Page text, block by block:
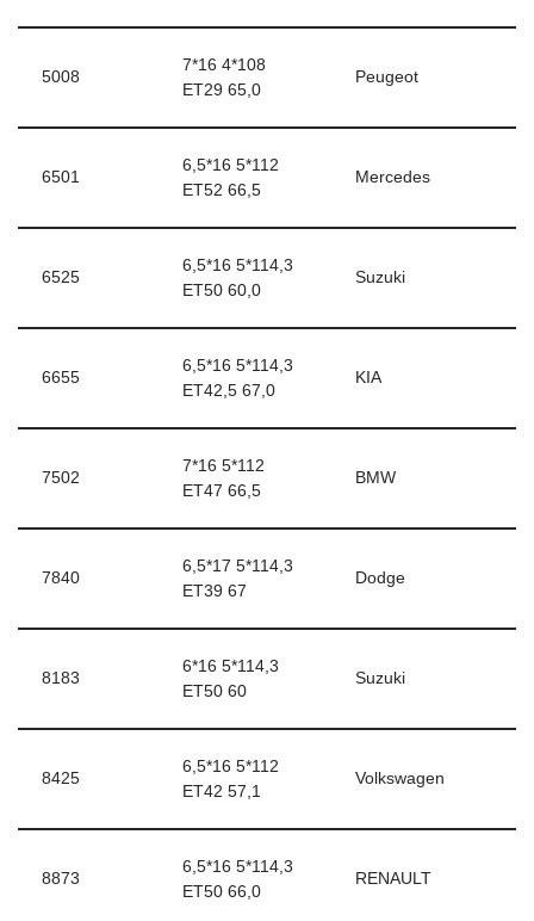
5008
7*16 4*108
ЕТ29 65,0
Peugeot
6501
6,5*16 5*112
ЕТ52 66,5
Mercedes
6525
6,5*16 5*114,3
ЕТ50 60,0
Suzuki
6655
6,5*16 5*114,3
ЕТ42,5 67,0
KIA
7502
7*16 5*112
ЕТ47 66,5
BMW
7840
6,5*17 5*114,3
ЕТ39 67
Dodge
8183
6*16 5*114,3
ЕТ50 60
Suzuki
8425
6,5*16 5*112
ЕТ42 57,1
Volkswagen
8873
6,5*16 5*114,3
ЕТ50 66,0
RENAULT